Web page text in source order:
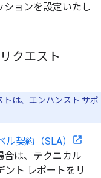
ョンを設定いたし
クエスト
は、 エンハンスト サポ
契約（SLA）
合は、テクニカル
ント レポートをリ